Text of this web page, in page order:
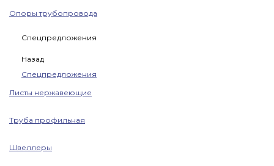
Опоры трубопровода
Спецпредложения
Назад
Спецпредложения
Листы нержавеющие
Труба профильная
Швеллеры